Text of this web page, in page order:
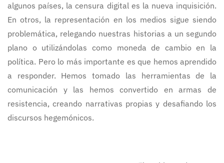
algunos países, la censura digital es la nueva inquisición.
En otros, la representación en los medios sigue siendo
problemática, relegando nuestras historias a un segundo
plano o utilizándolas como moneda de cambio en la
política. Pero lo más importante es que hemos aprendido
a responder. Hemos tomado las herramientas de la
comunicación y las hemos convertido en armas de
resistencia, creando narrativas propias y desafiando los
discursos hegemónicos.